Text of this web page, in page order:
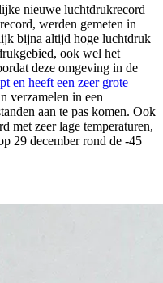
nieuwe luchtdrukrecord
werden gemeten in
bijna altijd hoge luchtdruk
ook wel het
deze omgeving in de
en heeft een zeer grote
verzamelen in een
aan te pas komen. Ook
met zeer lage temperaturen,
29 december rond de -45